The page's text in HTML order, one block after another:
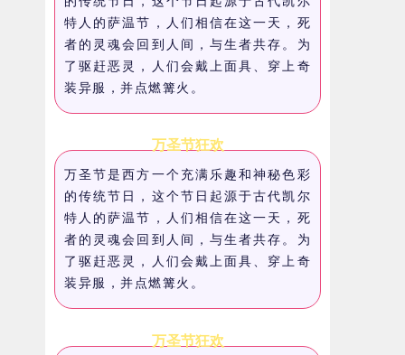
特人的萨温节，人们相信在这一天，死
者的灵魂会回到人间，与生者共存。为
了驱赶恶灵，人们会戴上面具、穿上奇
装异服，并点燃篝火。
万圣节狂欢
万圣节是西方一个充满乐趣和神秘色彩
的传统节日，这个节日起源于古代凯尔
特人的萨温节，人们相信在这一天，死
者的灵魂会回到人间，与生者共存。为
了驱赶恶灵，人们会戴上面具、穿上奇
装异服，并点燃篝火。
万圣节狂欢